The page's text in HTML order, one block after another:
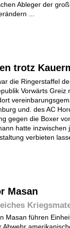
Ableger der
...
trotz
die Ringerstaffel
Vorwärts Greiz
und. des AC
gegen die Boxer
hatte inzwischen
verbieten
Masan
Masan führen